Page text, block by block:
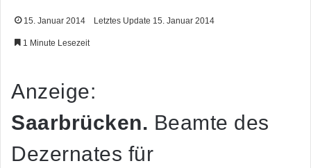
15. Januar 2014 Letztes Update 15. Januar 2014
1 Minute Lesezeit
Anzeige:
Saarbrücken. Beamte des
Dezernates für